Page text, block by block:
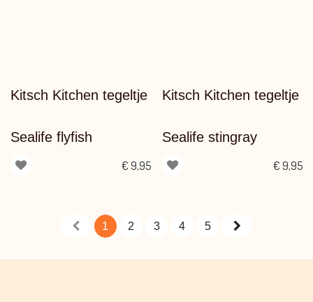
Kitsch Kitchen tegeltje
Sealife flyfish
€ 9,95
Kitsch Kitchen tegeltje
Sealife stingray
€ 9,95
1 2 3 4 5